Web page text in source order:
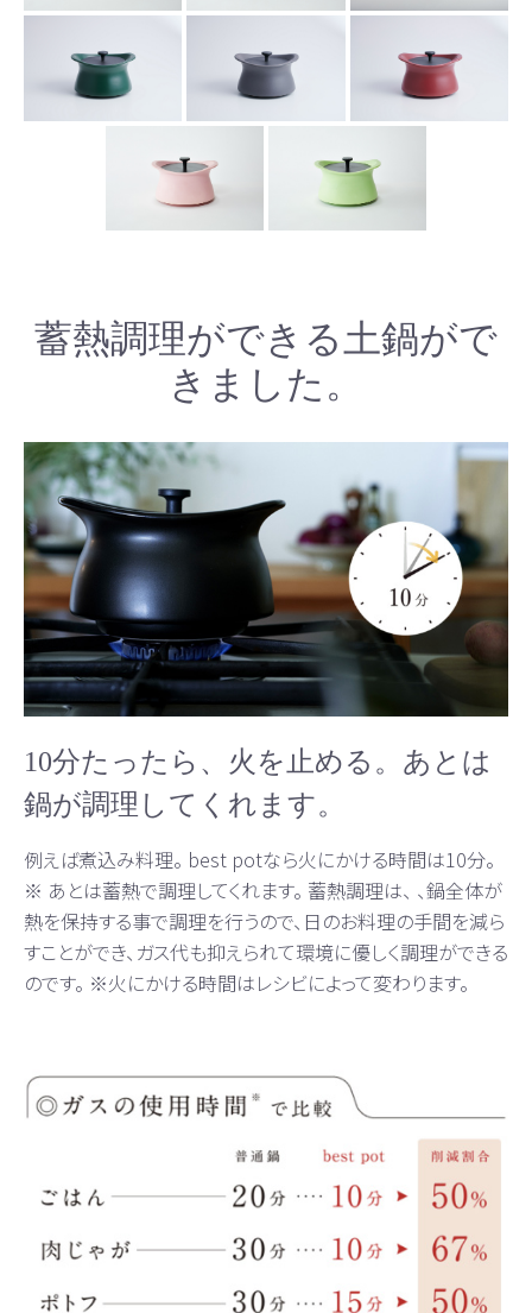
蓄熱調理ができる土鍋がで
きました。
10分たったら、火を止める。あとは
鍋が調理してくれます。
例えば煮込み料理。 best potなら火にかける時間は10分。
※ あとは蓄熱で調理してくれます。 蓄熱調理は、 、鍋全体が
熱を保持する事で調理を行うので、日のお料理の手間を減ら
すことができ、ガス代も抑えられて環境に優しく調理ができる
のです。 ※火にかける時間はレシビによって変わります。